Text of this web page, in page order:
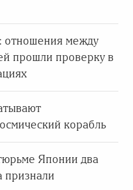
между
прошли проверку в
корабль
Японии два
признали